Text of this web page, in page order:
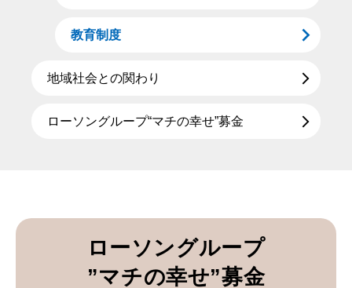
教育制度
地域社会との関わり
ローソングループ“マチの幸せ”募金
ローソングループ
”マチの幸せ”募金